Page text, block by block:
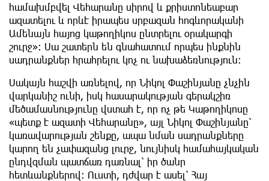
համախմբվել Վեհարանը սիրով և քրիստոնեաբար
ազատելու և որևէ իրապես սրբազան հոգևորականի
Ամենայն հայոց կաթողիկոս ընտրելու օրակարգի
շուրջ»: Սա շատերն են գնահատում որպես ինքնին
սադրանքներ հրահրելու կոչ ու նախաձեռնություն:
Սակայն հաշվի առնելով, որ Նիկոլ Փաշինյանը չնչին
վարկանիշ ունի, իսկ հասարակության գերակշիռ
մեծամասնությունը վստահ է, որ ոչ թե Կաթողիկոսը
«պետք է ազատի Վեհարանը», այլ Նիկոլ Փաշինյանը՝
կառավարության շենքը, ապա նման սադրանքները
կարող են չափազանց լուրջ, նույնիսկ համահայկական
ընդվզման պատճառ դառնալ՝ իր ծանր
հետևանքներով: Ուստի, դժվար է ասել՝ Հայ